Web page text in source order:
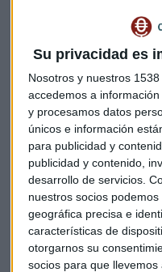
Su privacidad es
Nosotros y nuestros 1538
accedemos a
y procesamos datos
únicos e información
para publicidad y
publicidad y contenido,
desarrollo de servicios.
nuestros socios
geográfica precisa e
características de
otorgarnos su
socios para que
evitan las regulaciones
Según la Agencia, estos
contaminantes de lo
Javier Galán,gestor de
muy negativo porque no
intencionado… y la
consecuencias en sus